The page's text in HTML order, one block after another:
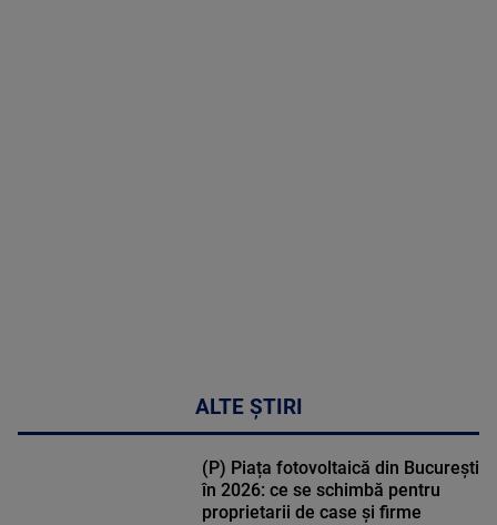
ALTE ȘTIRI
(P) Piața fotovoltaică din București
în 2026: ce se schimbă pentru
proprietarii de case și firme